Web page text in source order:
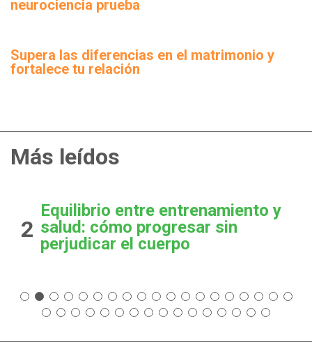
neurociencia prueba
Supera las diferencias en el matrimonio y
fortalece tu relación
Más leídos
2
Equilibrio entre entrenamiento y
salud: cómo progresar sin
perjudicar el cuerpo